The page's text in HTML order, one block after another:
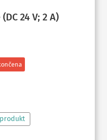
24 V; 2 A)